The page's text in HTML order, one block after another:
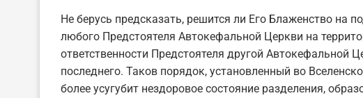
Не берусь предсказать, решится ли Его Блаженство на
любого Предстоятеля Автокефальной Церкви на
ответственности Предстоятеля другой Автокефальной
последнего. Таков порядок, установленный во
более усугубит нездоровое состояние разделения,